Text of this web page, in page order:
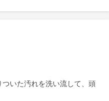
いた汚れを洗い流して、頭